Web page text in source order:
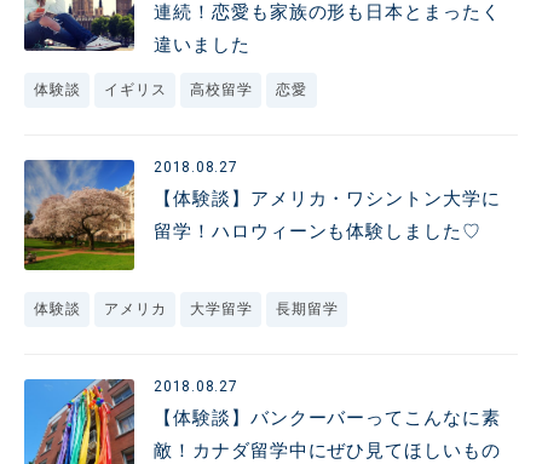
連続！恋愛も家族の形も日本とまったく
違いました
体験談 イギリス 高校留学 恋愛
2018.08.27
【体験談】アメリカ・ワシントン大学に
留学！ハロウィーンも体験しました♡
体験談 アメリカ 大学留学 長期留学
2018.08.27
【体験談】バンクーバーってこんなに素
敵！カナダ留学中にぜひ見てほしいもの